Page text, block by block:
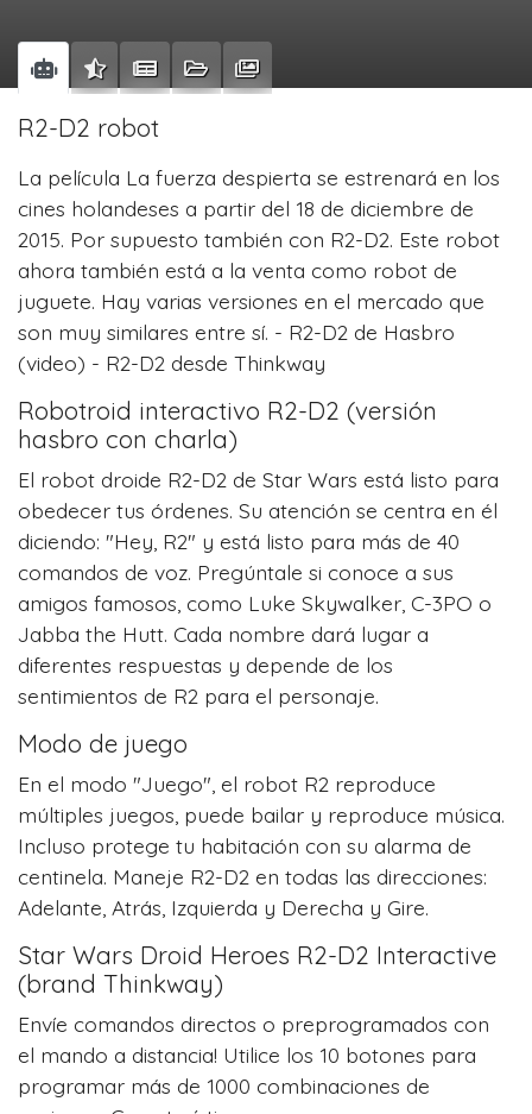
R2-D2 robot
La película La fuerza despierta se estrenará en los
cines holandeses a partir del 18 de diciembre de
2015. Por supuesto también con R2-D2. Este robot
ahora también está a la venta como robot de
juguete. Hay varias versiones en el mercado que
son muy similares entre sí. - R2-D2 de Hasbro
(video) - R2-D2 desde Thinkway
Robotroid interactivo R2-D2 (versión
hasbro con charla)
El robot droide R2-D2 de Star Wars está listo para
obedecer tus órdenes. Su atención se centra en él
diciendo: "Hey, R2" y está listo para más de 40
comandos de voz. Pregúntale si conoce a sus
amigos famosos, como Luke Skywalker, C-3PO o
Jabba the Hutt. Cada nombre dará lugar a
diferentes respuestas y depende de los
sentimientos de R2 para el personaje.
Modo de juego
En el modo "Juego", el robot R2 reproduce
múltiples juegos, puede bailar y reproduce música.
Incluso protege tu habitación con su alarma de
centinela. Maneje R2-D2 en todas las direcciones:
Adelante, Atrás, Izquierda y Derecha y Gire.
Star Wars Droid Heroes R2-D2 Interactive
(brand Thinkway)
Envíe comandos directos o preprogramados con
el mando a distancia! Utilice los 10 botones para
programar más de 1000 combinaciones de